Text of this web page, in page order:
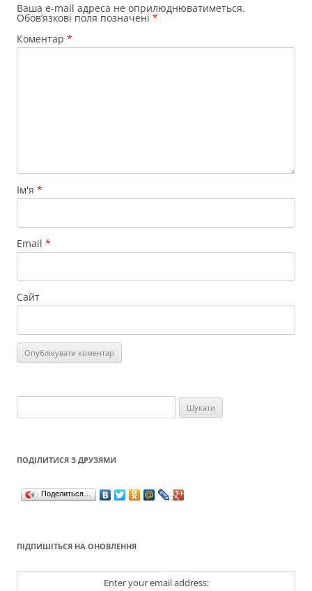
Ваша e-mail адреса не оприлюднюватиметься.
Обов’язкові поля позначені *
Коментар *
Ім'я *
Email *
Сайт
ПОДІЛИТИСЯ З ДРУЗЯМИ
Поделиться…
ПІДПИШІТЬСЯ НА ОНОВЛЕННЯ
Enter your email address: